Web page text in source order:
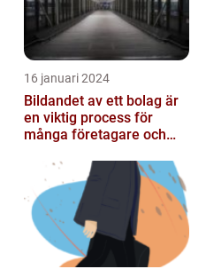
16 januari 2024
Bildandet av ett bolag är
en viktig process för
många företagare och
starta ...